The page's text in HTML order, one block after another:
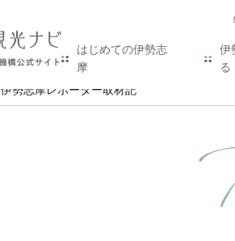
はじめての伊勢志
摩
伊
る
伊勢志摩レポーター取材記